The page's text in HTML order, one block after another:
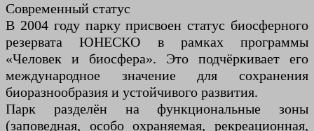
Современный статус
В 2004 году парку присвоен статус биосферного
резервата ЮНЕСКО в рамках программы
«Человек и биосфера». Это подчёркивает его
международное значение для сохранения
биоразнообразия и устойчивого развития.
Парк разделён на функциональные зоны
(заповедная, особо охраняемая, рекреационная,